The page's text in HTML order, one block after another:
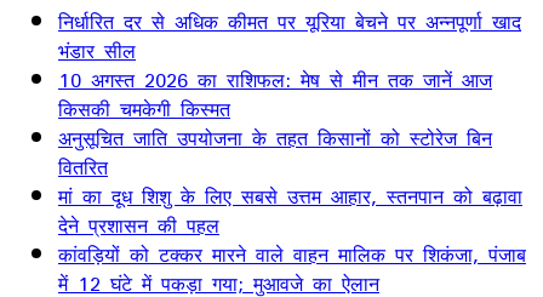
निर्धारित दर से अधिक कीमत पर यूरिया बेचने पर अन्नपूर्णा खाद
भंडार सील
10 अगस्त 2026 का राशिफल: मेष से मीन तक जानें आज
किसकी चमकेगी किस्मत
अनुसूचित जाति उपयोजना के तहत किसानों को स्टोरेज बिन
वितरित
मां का दूध शिशु के लिए सबसे उत्तम आहार, स्तनपान को बढ़ावा
देने प्रशासन की पहल
कांवड़ियों को टक्कर मारने वाले वाहन मालिक पर शिकंजा, पंजाब
में 12 घंटे में पकड़ा गया; मुआवजे का ऐलान